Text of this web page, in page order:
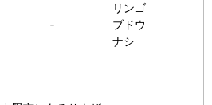
‐
リンゴ
ブドウ
ナシ